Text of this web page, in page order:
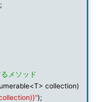
メソッド
collection)
);